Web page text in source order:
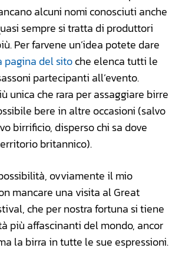
alcuni nomi conosciuti anche
sempre si tratta di produttori
Per farvene un’idea potete dare
pagina del sitoche elenca tutti le
partecipanti all’evento.
unica che rara per assaggiare birre
bere in altre occasioni (salvo
birrificio, disperso chi sa dove
britannico).
ovviamente il mio
mancare una visita al Great
che per nostra fortuna si tiene
più affascinanti del mondo, ancor
la birra in tutte le sue espressioni.